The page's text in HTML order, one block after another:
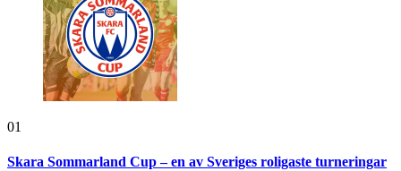
01
Skara Sommarland Cup – en av Sveriges roligaste turneringar